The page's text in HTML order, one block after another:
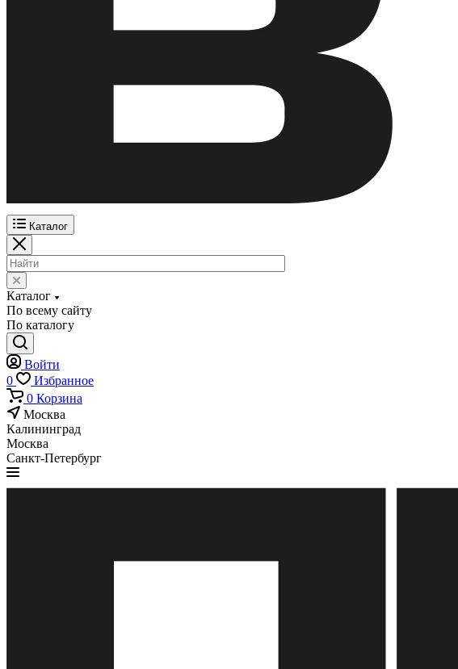
Каталог
Каталог
По всему сайту
По каталогу
Войти
0
Избранное
0 Корзина
Москва
Калининград
Москва
Санкт-Петербург